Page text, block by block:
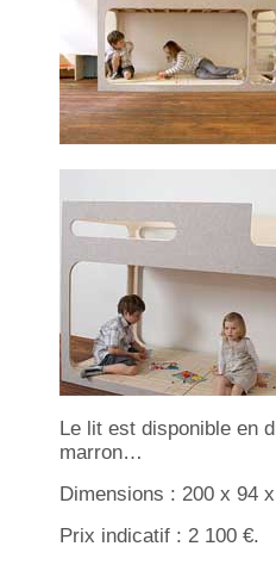
Le lit est disponible en
marron…
Dimensions : 200 x 94
Prix indicatif : 2 100 €.